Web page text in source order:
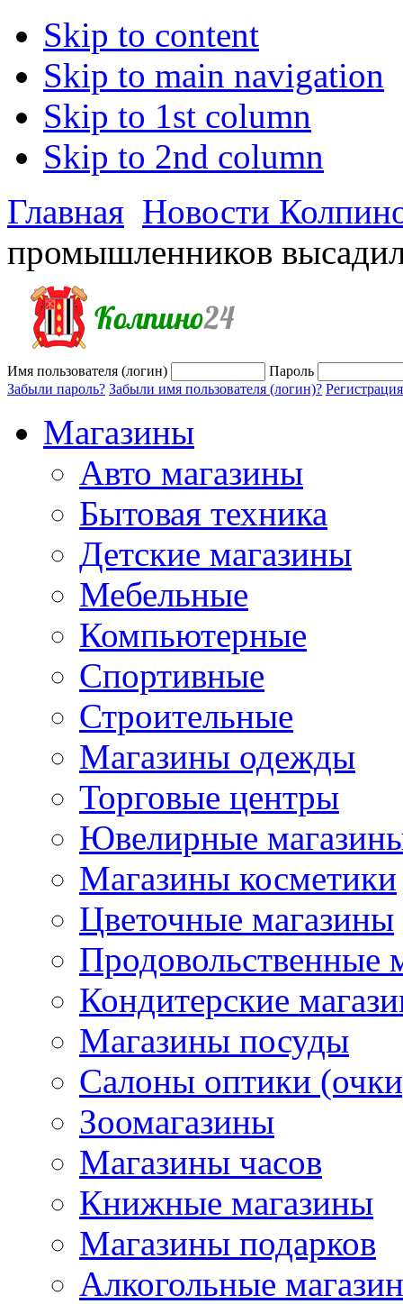
Skip to content
Skip to main navigation
Skip to 1st column
Skip to 2nd column
Главная Новости
промышленников
Имя пользователя (логин)
Пароль
Забыли пароль? Забыли имя пользователя (логин)? Регистрация
Магазины
Авто магазины
Бытовая техника
Детские магазины
Мебельные
Компьютерные
Спортивные
Строительные
Магазины одежды
Торговые центры
Ювелирные
Магазины косметики
Цветочные магазины
Продовольственные
Кондитерские
Магазины посуды
Салоны оптики
Зоомагазины
Магазины часов
Книжные магазины
Магазины подарков
Алкогольные